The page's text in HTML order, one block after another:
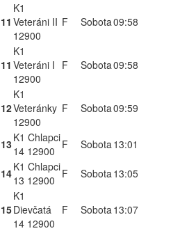
11
K1
Veteráni II
12900
F Sobota09:58
11
K1
Veteráni I
12900
F Sobota09:58
12
K1
Veteránky
12900
F Sobota09:59
13K1 Chlapci
14 12900 F Sobota13:01
14K1 Chlapci
13 12900 F Sobota13:05
15
K1
Dievčatá
14 12900
F Sobota13:07